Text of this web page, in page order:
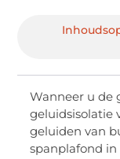
Wanneer u de
geluidsisolatie
geluiden van
spanplafond